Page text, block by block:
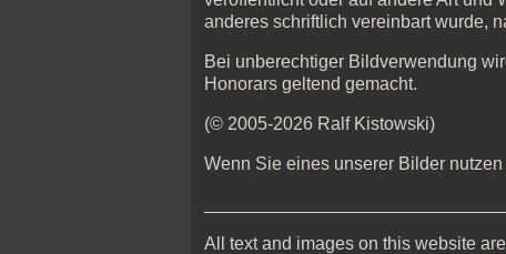
anderes schriftlich vereinbart wurde,
Bei unberechtiger Bildverwendung
Honorars geltend gemacht.
(© 2005-2026 Ralf Kistowski)
Wenn Sie eines unserer Bilder
All text and images on this website